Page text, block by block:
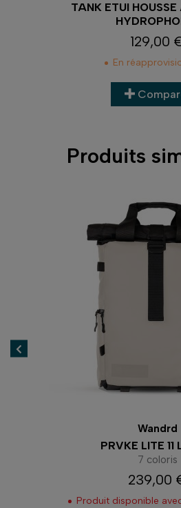
TANK ETUI
Prix
129,00
En
Produits
Wandrd
PRVKE LITE 11
7 coloris
Prix
239,00
Produit disponible